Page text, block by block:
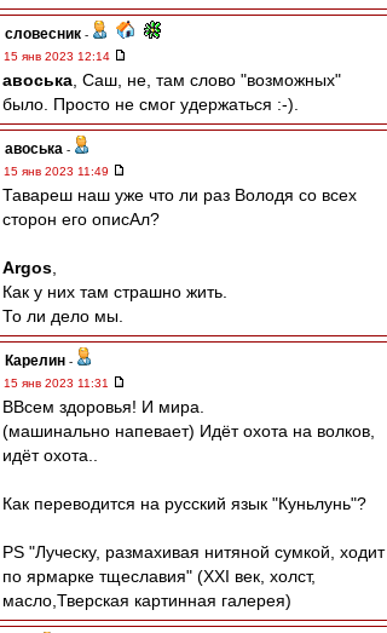
словесник -
15 янв 2023 12:14
авоська , Саш, не, там слово "возможных"
было. Просто не смог удержаться :-).
авоська -
15 янв 2023 11:49
Тавареш наш уже что ли раз Володя со всех
сторон его описАл?
Argos
Как у них там страшно жить.
То ли дело мы.
Карелин -
15 янв 2023 11:31
ВВсем здоровья! И мира.
(машинально напевает) Идёт охота на волков,
идёт охота..
Как переводится на русский язык "Куньлунь"?
PS "Луческу, размахивая нитяной сумкой, ходит
по ярмарке тщеславия" (XXI век, холст,
масло,Тверская картинная галерея)